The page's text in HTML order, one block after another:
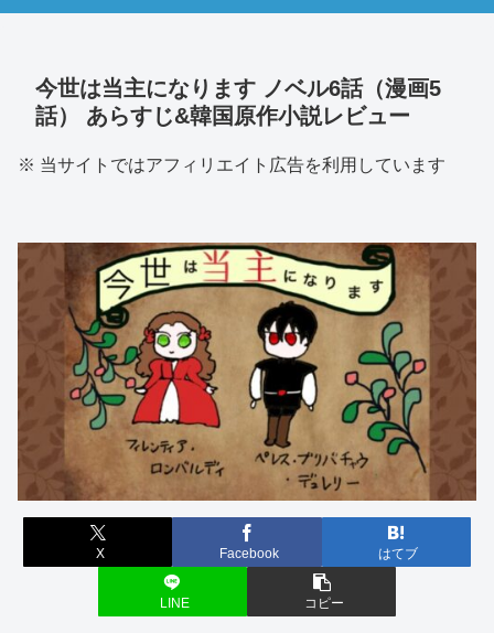
今世は当主になります ノベル6話（漫画5
話） あらすじ&韓国原作小説レビュー
※ 当サイトではアフィリエイト広告を利用しています
X Facebook はてブ
LINE コピー